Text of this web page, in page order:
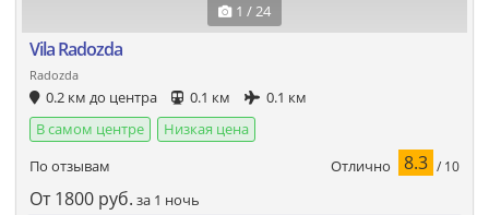
1 / 24
Vila Radozda
Radozda
0.2 км до центра 0.1 км
0.1 км
В самом центре
Низкая цена
По отзывам
Отлично 8.3 / 10
От 1800 руб. за 1 ночь